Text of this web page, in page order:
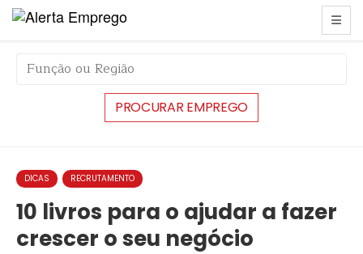
string(6) "#44409"
DICAS RECRUTAMENTO
10 livros para o ajudar a fazer
crescer o seu negócio